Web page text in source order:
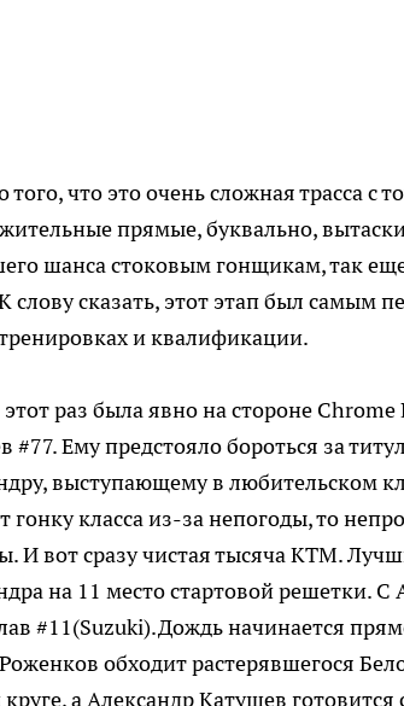
что это очень сложная трасса с
прямые, буквально,
шанса стоковым гонщикам, так
слову сказать, этот этап был самым
и квалификации.
этот раз была явно на стороне
#77. Ему предстояло бороться за
выступающему в любительском
гонку класса из-за непогоды, то
И вот сразу чистая тысяча КТМ.
на 11 место стартовой решетки.
#11(Suzuki).Дождь начинается
обходит растерявшегося
а Александр Катушев